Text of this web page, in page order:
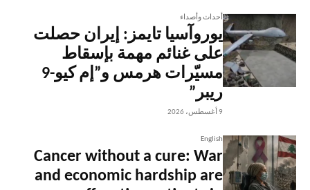
أحداث وأصداء
يوروآسيا تايمز: إيران حصلت
على غنائم مهمة بإسقاط
مسيّرات هرمس و”إم كيو-9
ريبر”
9 أغسطس، 2026
English
Cancer without a cure: War
and economic hardship are